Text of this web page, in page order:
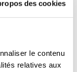
des cookies
le contenu
relatives aux